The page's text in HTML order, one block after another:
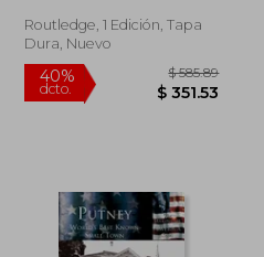
Routledge, 1 Edición, Tapa
Dura, Nuevo